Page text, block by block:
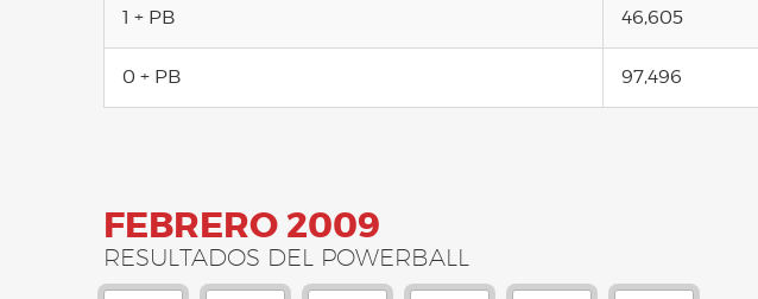
1 + PB 46,605
0 + PB 97,496
FEBRERO 2009
RESULTADOS DEL POWERBALL